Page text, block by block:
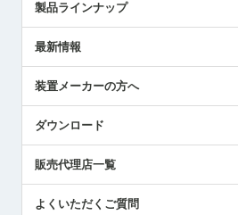
ごあいさつ
受賞履歴
採用情報
国/地域/言語
製品ラインナップ
ツールセッタ製品
エアマイクロセンサ製品
最新情報
メトロールの技術
社員ブログ
中小企業のBCP地震対策
センサのテクニカルガイド
社長ブログ
装置メーカーの方へ
ダウンロード
販売代理店一覧
よくいただくご質問